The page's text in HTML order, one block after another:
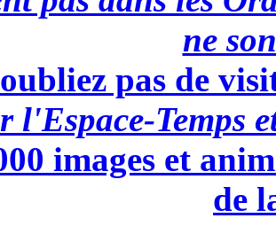
ne
pas de
l'Espace-Temps
images et
de